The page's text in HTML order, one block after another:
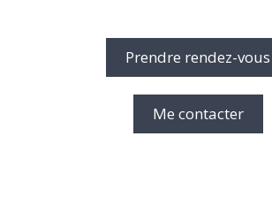
Prendre rendez-vous
Me contacter